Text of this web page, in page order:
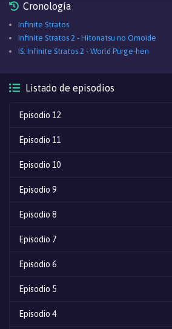
Cronología
Infinite Stratos
Infinite Stratos 2 - Hitonatsu no Omoide
IS: Infinite Stratos 2 - World Purge-hen
Listado de episodios
Episodio 12
Episodio 11
Episodio 10
Episodio 9
Episodio 8
Episodio 7
Episodio 6
Episodio 5
Episodio 4